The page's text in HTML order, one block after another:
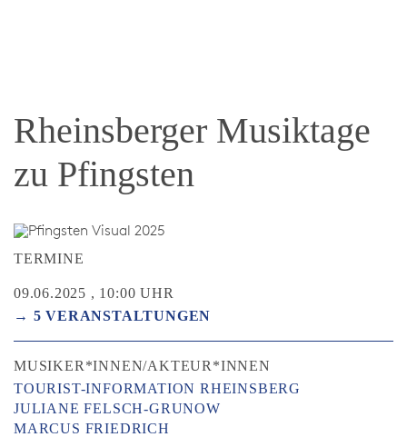
Rheinsberger Musiktage
zu Pfingsten
TERMINE
09.06.2025 , 10:00 UHR
→ 5 VERANSTALTUNGEN
MUSIKER*INNEN/AKTEUR*INNEN
TOURIST-INFORMATION RHEINSBERG
JULIANE FELSCH-GRUNOW
MARCUS FRIEDRICH